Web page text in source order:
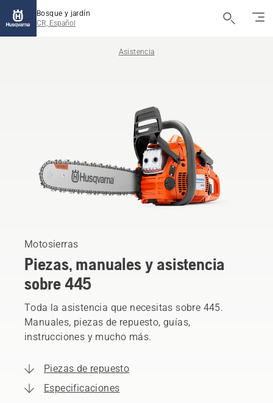
Bosque y jardín
CR, Español
Asistencia
Motosierras
Piezas, manuales y asistencia
sobre 445
Toda la asistencia que necesitas sobre 445.
Manuales, piezas de repuesto, guías,
instrucciones y mucho más.
Piezas de repuesto
Especificaciones